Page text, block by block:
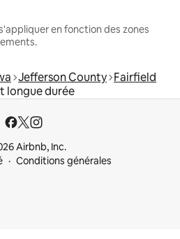
en fonction des zones
Jefferson County Fairfield
longue durée
Airbnb, Inc.
Conditions générales